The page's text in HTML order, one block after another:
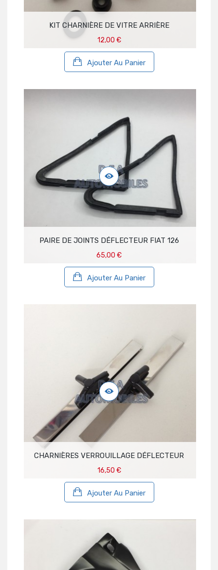
KIT CHARNIÈRE DE VITRE ARRIÈRE
12,00 €
Ajouter Au Panier
PAIRE DE JOINTS DÉFLECTEUR FIAT 126
65,00 €
Ajouter Au Panier
CHARNIÈRES VERROUILLAGE DÉFLECTEUR
16,50 €
Ajouter Au Panier